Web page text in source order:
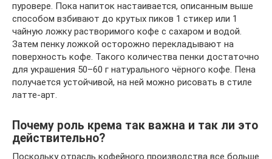
пуровере. Пока напиток настаивается, описанным выше
способом взбивают до крутых пиков 1 стикер или 1
чайную ложку растворимого кофе с сахаром и водой.
Затем пенку ложкой осторожно перекладывают на
поверхность кофе. Такого количества пенки достаточно
для украшения 50–60 г натурального чёрного кофе. Пена
получается устойчивой, на ней можно рисовать в стиле
латте-арт.
Почему роль крема так важна и так ли это
действительно?
Поскольку отрасль кофейного производства все больше